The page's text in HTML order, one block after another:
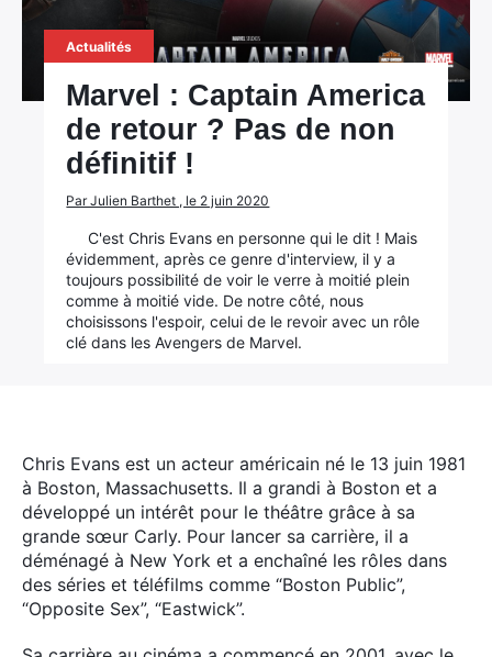
Chris Evans est un acteur américain né le 13 juin 1981
à Boston, Massachusetts. Il a grandi à Boston et a
développé un intérêt pour le théâtre grâce à sa
grande sœur Carly. Pour lancer sa carrière, il a
déménagé à New York et a enchaîné les rôles dans
des séries et téléfilms comme “Boston Public”,
“Opposite Sex”, “Eastwick”.
Actualités
Marvel : Captain America
de retour ? Pas de non
définitif !
Par Julien Barthet , le 2 juin 2020
C'est Chris Evans en personne qui le dit ! Mais
évidemment, après ce genre d'interview, il y a
toujours possibilité de voir le verre à moitié plein
comme à moitié vide. De notre côté, nous
choisissons l'espoir, celui de le revoir avec un rôle
clé dans les Avengers de Marvel.